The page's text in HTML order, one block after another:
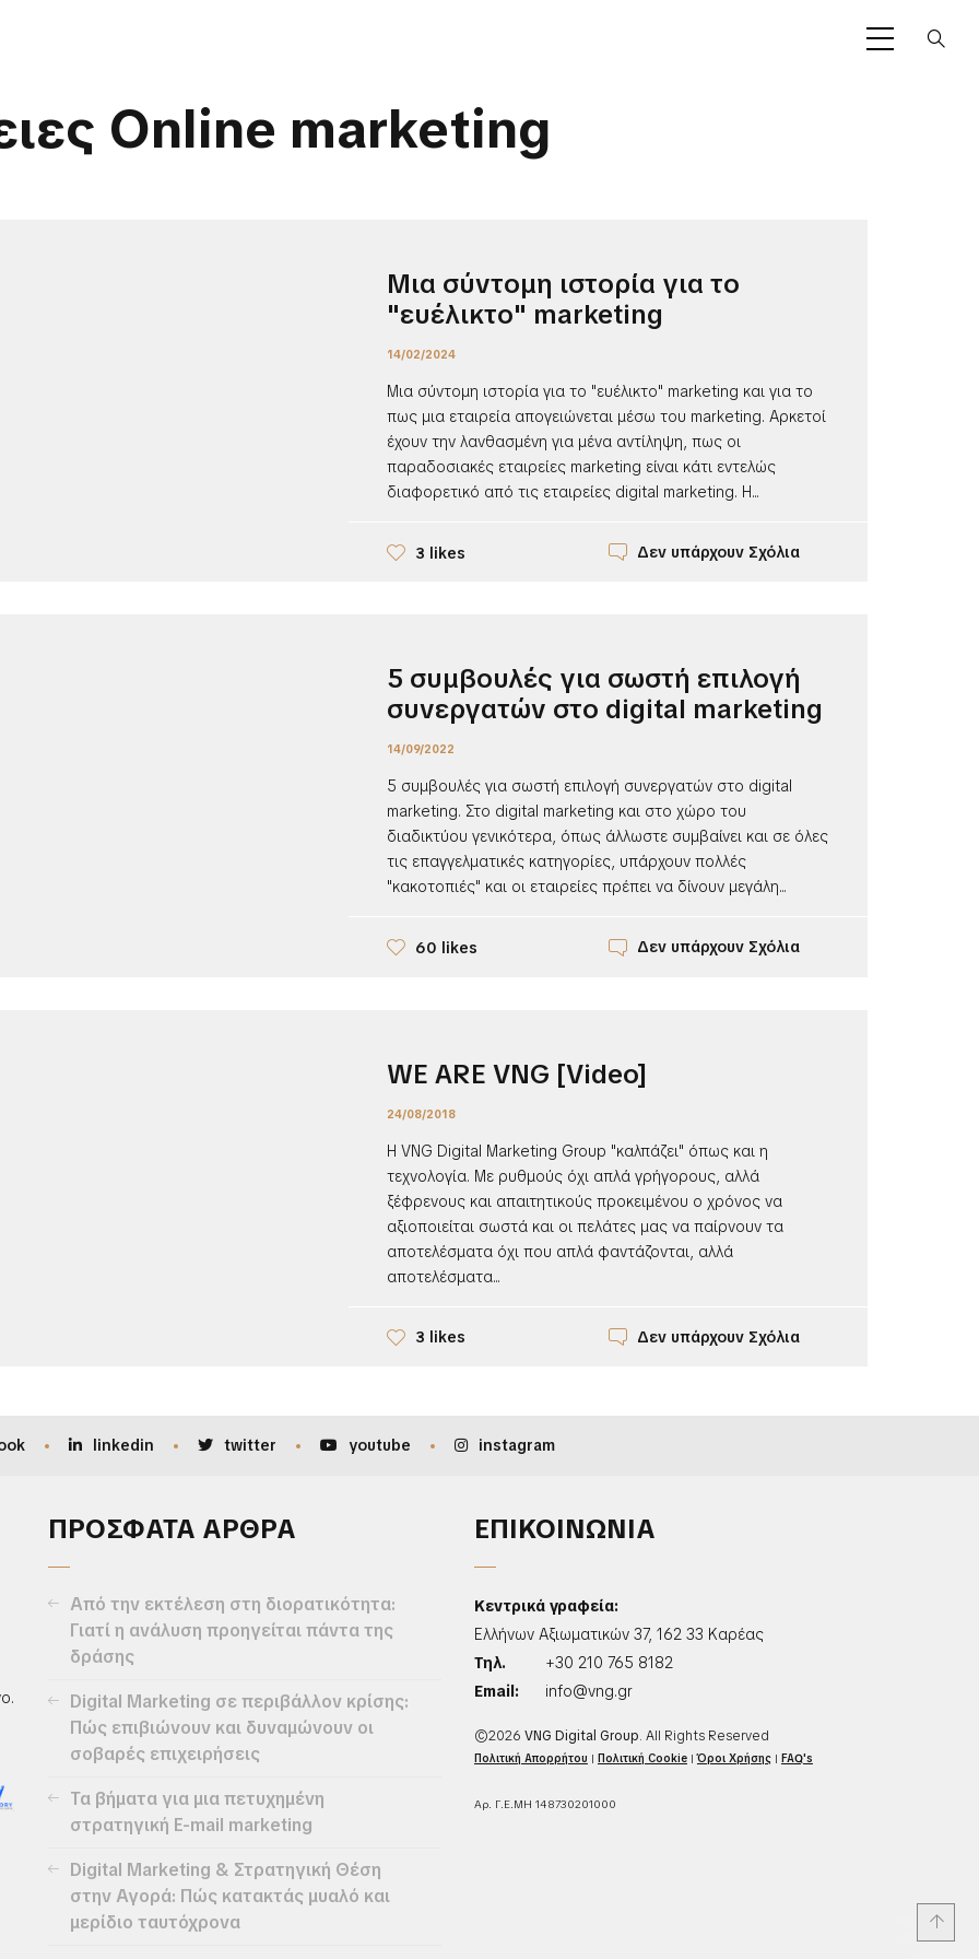
Online marketing
Μια σύντομη ιστορία για το
"ευέλικτο" marketing
14/02/2024
Μια σύντομη ιστορία για το "ευέλικτο" marketing και για το
πως μια εταιρεία απογειώνεται μέσω του marketing. Αρκετοί
έχουν την λανθασμένη για μένα αντίληψη, πως οι
παραδοσιακές εταιρείες marketing είναι κάτι εντελώς
διαφορετικό από τις εταιρείες digital marketing. Η...
3 likes Δεν υπάρχουν Σχόλια
5 συμβουλές για σωστή επιλογή
συνεργατών στο digital marketing
14/09/2022
5 συμβουλές για σωστή επιλογή συνεργατών στο digital
marketing. Στο digital marketing και στο χώρο του
διαδικτύου γενικότερα, όπως άλλωστε συμβαίνει και σε όλες
τις επαγγελματικές κατηγορίες, υπάρχουν πολλές
"κακοτοπιές" και οι εταιρείες πρέπει να δίνουν μεγάλη...
60 likes Δεν υπάρχουν Σχόλια
WE ARE VNG [Video]
24/08/2018
Η VNG Digital Marketing Group "καλπάζει" όπως και η
τεχνολογία. Με ρυθμούς όχι απλά γρήγορους, αλλά
ξέφρενους και απαιτητικούς προκειμένου ο χρόνος να
αξιοποιείται σωστά και οι πελάτες μας να παίρνουν τα
αποτελέσματα όχι που απλά φαντάζονται, αλλά
αποτελέσματα...
3 likes Δεν υπάρχουν Σχόλια
linkedin twitter youtube instagram
ΠΡΟΣΦΑΤΑ ΑΡΘΡΑ
Από την εκτέλεση στη διορατικότητα:
Γιατί η ανάλυση προηγείται πάντα της
δράσης
Digital Marketing σε περιβάλλον κρίσης:
Πώς επιβιώνουν και δυναμώνουν οι
σοβαρές επιχειρήσεις
Τα βήματα για μια πετυχημένη
στρατηγική E-mail marketing
Digital Marketing & Στρατηγική Θέση
στην Αγορά: Πώς κατακτάς μυαλό και
μερίδιο ταυτόχρονα
ΕΠΙΚΟΙΝΩΝΙΑ
Κεντρικά γραφεία:
Ελλήνων Αξιωματικών 37, 162 33 Καρέας
Τηλ.
+30 210 765 8182
Email:
info@vng.gr
©2026 VNG Digital Group. All Rights Reserved
Πολιτική Απορρήτου | Πολιτική Cookie|Όροι Χρήσης| FAQ's
Αρ. Γ.Ε.ΜΗ 148730201000